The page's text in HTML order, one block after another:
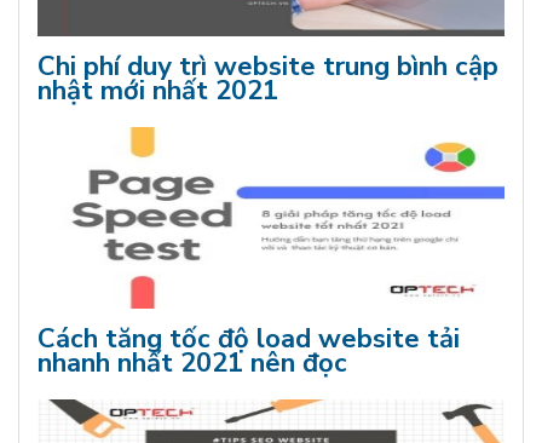
Chi phí duy trì website trung bình cập
nhật mới nhất 2021
Cách tăng tốc độ load website tải
nhanh nhất 2021 nên đọc